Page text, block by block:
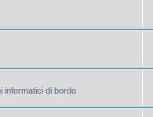
informatici di bordo